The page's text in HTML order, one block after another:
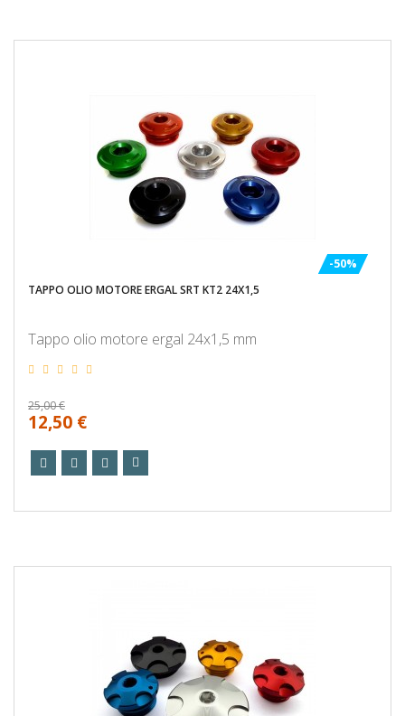
-50%
TAPPO OLIO MOTORE ERGAL SRT KT2 24X1,5
Tappo olio motore ergal 24x1,5 mm
25,00 €
12,50 €